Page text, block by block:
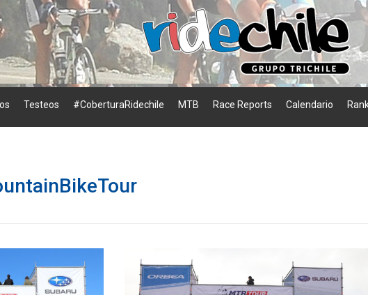
Testeos #CoberturaRidechile MTB Race Reports Calendario